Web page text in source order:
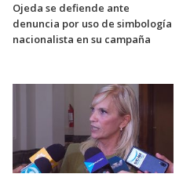
Ojeda se defiende ante
denuncia por uso de simbología
nacionalista en su campaña